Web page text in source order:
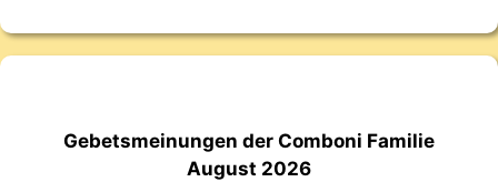
Gebetsmeinungen der Comboni Familie
August 2026